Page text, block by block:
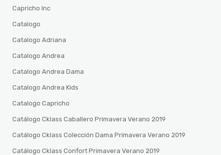
Capricho Inc
Catalogo
Catalogo Adriana
Catalogo Andrea
Catalogo Andrea Dama
Catalogo Andrea Kids
Catalogo Capricho
Catálogo Cklass Caballero Primavera Verano 2019
Catálogo Cklass Colección Dama Primavera Verano 2019
Catálogo Cklass Confort Primavera Verano 2019